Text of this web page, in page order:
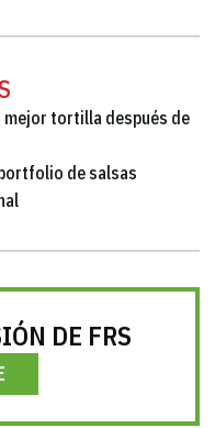
mejor tortilla después de
de salsas
DE FRS